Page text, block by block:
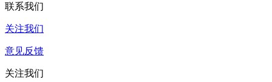
联系我们
关注我们
意见反馈
关注我们